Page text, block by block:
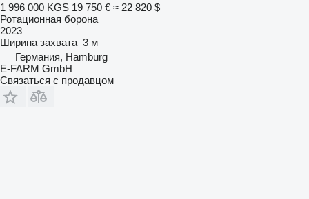
1 996 000 KGS 19 750 € ≈ 22 820 $
Ротационная борона
2023
Ширина захвата 3 м
Германия, Hamburg
E-FARM GmbH
Связаться с продавцом